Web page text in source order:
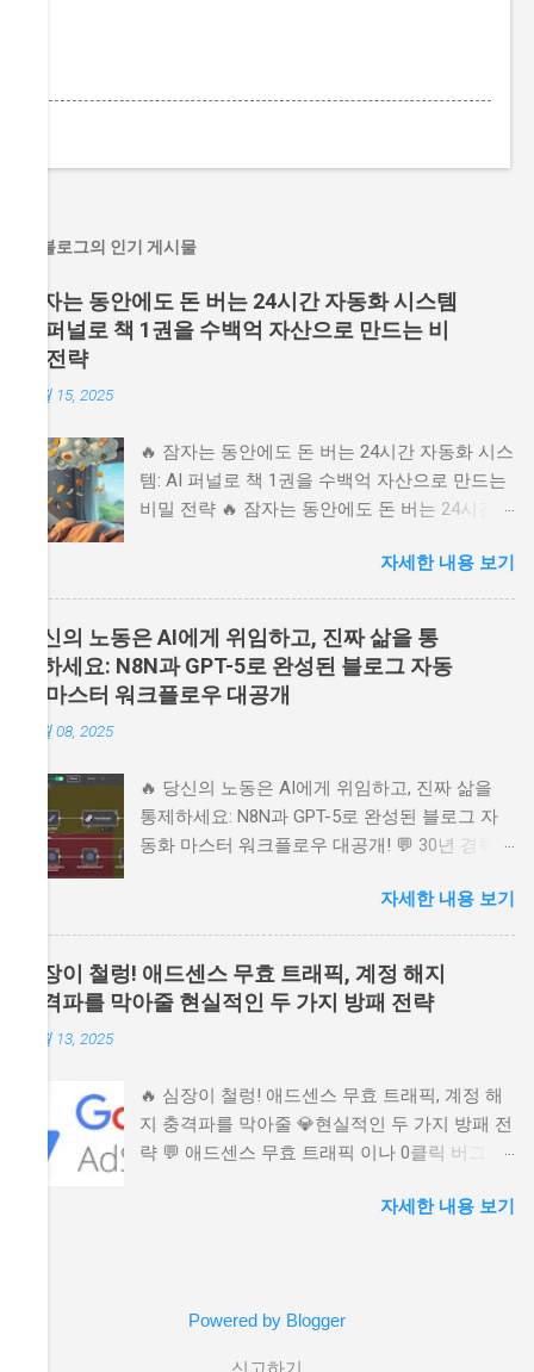
이 블로그의 인기 게시물
잠자는 동안에도 돈 버는 24시간 자동화 시스템
AI 퍼널로 책 1권을 수백억 자산으로 만드는 비
밀 전략
11월 15, 2025
🔥 잠자는 동안에도 돈 버는 24시간 자동화 시스
템: AI 퍼널로 책 1권을 수백억 자산으로 만드는
비밀 전략 🔥 잠자는 동안에도 돈 버는 24시간
으로 만드는 비밀 전략 💬 당신의 책이나 지식
상품을 위한 24시간 무인 판매 시스템을 꿈꾸시
나요? 러셀 브런슨의 북퍼널 전략을 AI 자동화
시스템으로 완벽히 구현하는 방법을 소개합니
다. 고객 심리를 꿰뚫는 랜딩 페이지부터 오더
범프, 원타임 오퍼까지, 방문자를 찐팬으로 바꾸
스 성공의 지름길, 지금 바로 확인하세요. 📚 목
차 1. 24시간 잠들지 않는 세일즈맨, AI 퍼널이란
무엇인가? 2. 첫인상 결정! 고객의 마음을 훔치
골든 타임: 오더 범프와 업셀의 마법 4. 퍼널 시
스템의 완성: 고객 여정을 따라가는 자동화 워크
플로우 5. 망설임을 멈추고 성공의 시스템 위에
서 시작하라 1. 24시간 잠들지 않는 세일즈맨, AI
멋진 웹사이트 하나가 묵묵히 일하고 있는 모습
이요. 많은 분들이 이런 '자동화 수입'을 바라지
만, 막상 시작하려면 어디서부터 손대야 할지 몰
라 포기하곤 합니다. 오늘 우리가 이야기할 'AI
순간까지 치밀하게 계산하여 설계된 '완벽한 자
신의 가장 유능하고 지치지 않는 세일즈맨이 되
자세한 내용 보기
당신의 노동은 AI에게 위임하고, 진짜 삶을 통
제하세요: N8N과 GPT-5로 완성된 블로그 자동
화 마스터 워크플로우 대공개
11월 08, 2025
🔥 당신의 노동은 AI에게 위임하고, 진짜 삶을
통제하세요: N8N과 GPT-5로 완성된 블로그 자
동화 마스터 워크플로우 대공개! 💬 30년 경력의
의 본질! N8N, GPT-5, Gemini 2.5를 활용해 주제
선정부터 SEO 최적화, 콘텐츠 발행까지 완벽 자
동화하는 궁극의 워크플로우를 감성적으로 분
석합니다. 노동에서 해방되고 본질에 집중하는
비결을 담았습니다. 📚 눈이 쭉쭉 읽히는 목차 ▶️
엇일까요? (애드센스를 넘어선 가치) ▶️ ⚙️ N8N
워크플로우, 4가지 파트로 설계된 자동화 엔진
▶️ 🔍 AI가 스스로 판단하는 초정밀 키워드 리서
츠 전략: 내 블로그를 전문가로 만드는 비결
킹) 혹시 여러분도 매일 아침 컴퓨터 앞에 앉아
"오늘은 또 무슨 글을 써야 하나" 고민하며 깊은
자세한 내용 보기
심장이 철렁! 애드센스 무효 트래픽, 계정 해지
충격파를 막아줄 현실적인 두 가지 방패 전략
11월 13, 2025
🔥 심장이 철렁! 애드센스 무효 트래픽, 계정 해
지 충격파를 막아줄 💎현실적인 두 가지 방패 전
략 💬 애드센스 무효 트래픽 이나 0클릭 버그 에
애드센스 계정 해지 는 열심히 쌓아 올린 수익
방법을 30년 경력자의 따뜻한 시선으로 깊이 있
자세한 내용 보기
Powered by Blogger